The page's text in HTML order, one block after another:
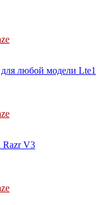
любой модели Lte1
Razr V3